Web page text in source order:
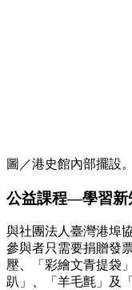
圖／港史館內部擺設。
公益課程—學習新
與社團法人臺灣港埠
參與者只需要捐贈發
壓、「彩繪文青提袋
趴」、「羊毛氈」及